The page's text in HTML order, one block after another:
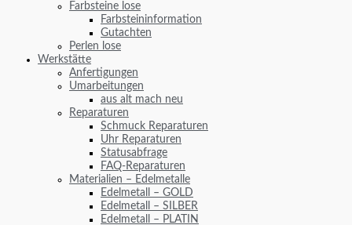
Farbsteine lose
Farbsteininformation
Gutachten
Perlen lose
Werkstätte
Anfertigungen
Umarbeitungen
aus alt mach neu
Reparaturen
Schmuck Reparaturen
Uhr Reparaturen
Statusabfrage
FAQ-Reparaturen
Materialien – Edelmetalle
Edelmetall – GOLD
Edelmetall – SILBER
Edelmetall – PLATIN